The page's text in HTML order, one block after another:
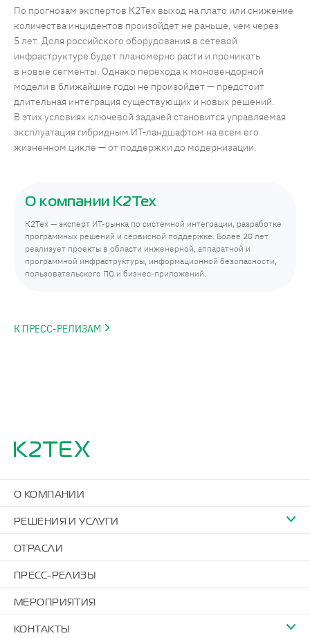
По прогнозам экспертов К2Тех выход на плато или снижение
количества инцидентов произойдет не раньше, чем через
5 лет. Доля российского оборудования в сетевой
инфраструктуре будет планомерно расти и проникать
в новые сегменты. Однако перехода к моновендорной
модели в ближайшие годы не произойдет — предстоит
длительная интеграция существующих и новых решений.
В этих условиях ключевой задачей становится управляемая
эксплуатация гибридным ИТ-ландшафтом на всем его
жизненном цикле — от поддержки до модернизации.
О компании К2Тех
К2Тех — эксперт ИТ-рынка по системной интеграции, разработке
программных решений и сервисной поддержке. Более 20 лет
реализует проекты в области инженерной, аппаратной и
программной инфраструктуры, информационной безопасности,
пользовательского ПО и бизнес-приложений.
К ПРЕСС-РЕЛИЗАМ
О КОМПАНИИ
РЕШЕНИЯ И УСЛУГИ
ОТРАСЛИ
ПРЕСС-РЕЛИЗЫ
МЕРОПРИЯТИЯ
КОНТАКТЫ